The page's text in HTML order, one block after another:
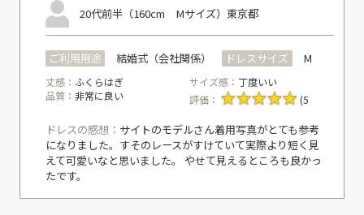
20代前半（160cm Mサイズ） 東京都
ご利用用途 結婚式（会社関係） ドレスサイズ M
丈感： ふくらはぎ サイズ感：丁度いい
品質： 非常に良い 評価： (5
ドレスの感想： サイトのモデルさん着用写真がとても参考
になりました。すそのレースがすけていて実際より短く見
えて可愛いなと思いました。 やせて見えるところも良かっ
たです。